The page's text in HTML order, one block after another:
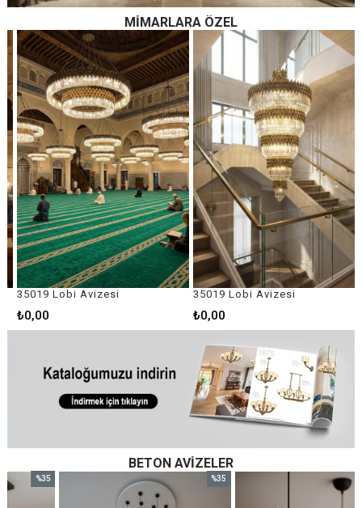
MIMARLARA ÖZEL
35019 Lobi Avizesi
₺0,00
35019 Lobi Avizesi
₺0,00
BETON AVIZELER
İndirim
%35
İndirim